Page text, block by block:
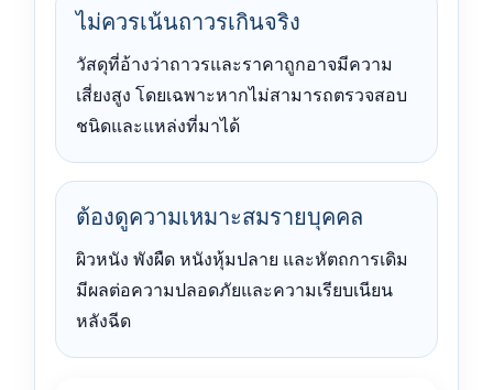
ไม่ควรเน้นถาวรเกินจริง
วัสดุที่อ้างว่าถาวรและราคาถูกอาจมีความ
เสี่ยงสูง โดยเฉพาะหากไม่สามารถตรวจสอบ
ชนิดและแหล่งที่มาได้
ต้องดูความเหมาะสมรายบุคคล
ผิวหนัง พังผืด หนังหุ้มปลาย และหัตถการเดิม
มีผลต่อความปลอดภัยและความเรียบเนียน
หลังฉีด